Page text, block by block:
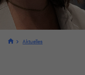
Aktuelles